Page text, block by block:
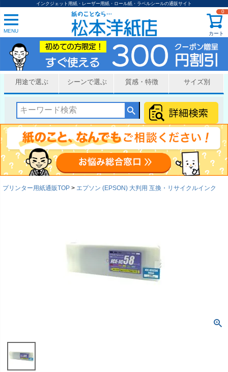
インクジェット用紙・レーザー用紙・ロール紙・ラベルシールの通販サイト
MENU カート
0
用途で選ぶ シーンで選ぶ 質感・特徴 サイズ別
プリンター用紙通販TOP エプソン (EPSON) 大判用 互換・リサイクルインク